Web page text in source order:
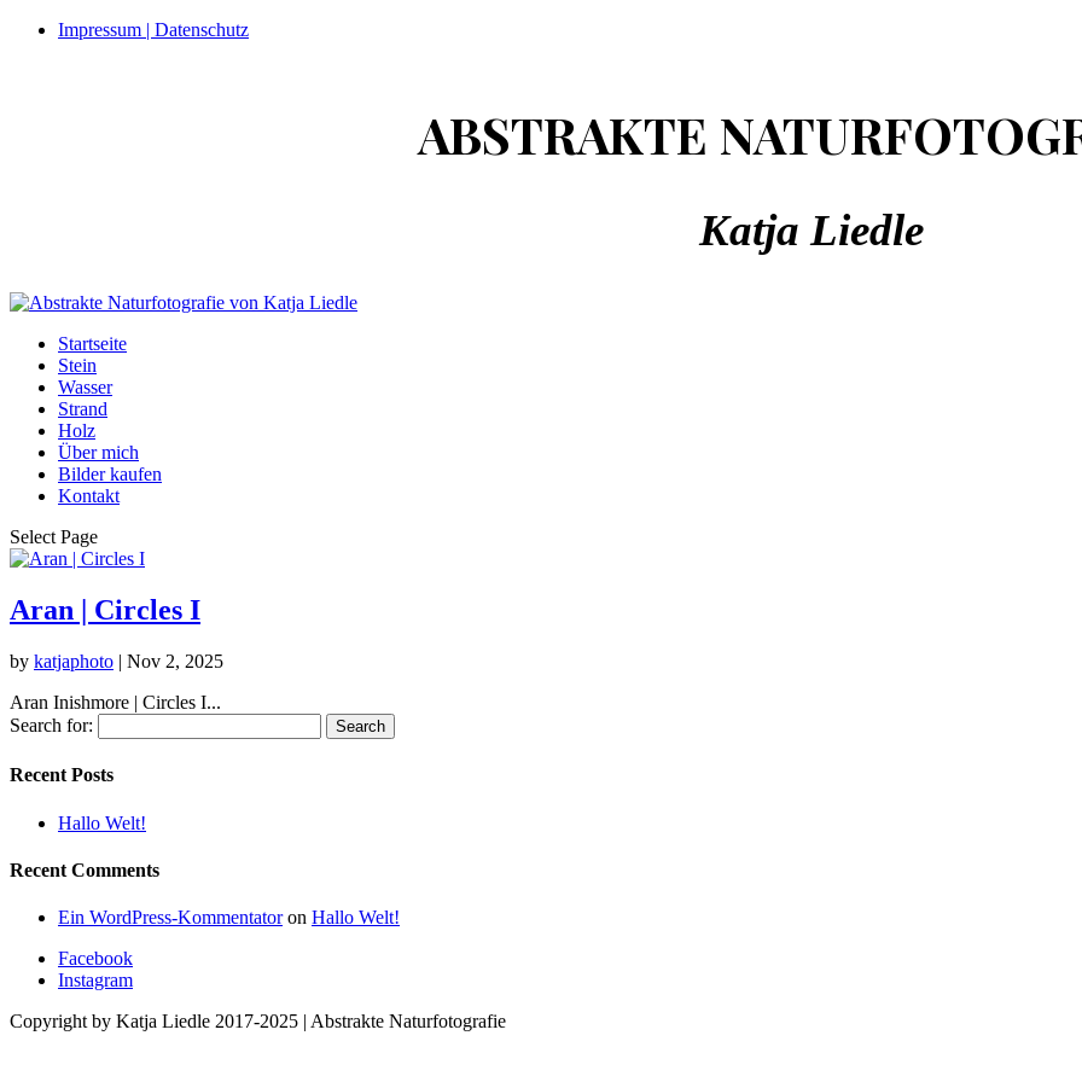
Impressum | Datenschutz
ABSTRAKTE
Katja Liedle
Startseite
Stein
Wasser
Strand
Holz
Über mich
Bilder kaufen
Kontakt
Select Page
Aran | Circles I
by katjaphoto | Nov 2, 2025
Aran Inishmore | Circles I...
Search for:
Recent Posts
Hallo Welt!
Recent Comments
Ein WordPress-Kommentatoron Hallo Welt!
Facebook
Instagram
Copyright by Katja Liedle 2017-2025 | Abstrakte Naturfotografie